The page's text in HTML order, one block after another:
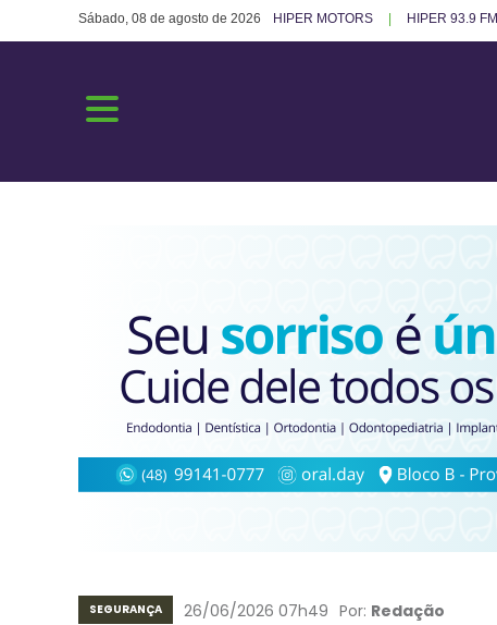
Sábado, 08 de agosto de 2026 HIPER MOTORS HIPER 93.9 FM
SEGURANÇA 26/06/2026 07h49 Por: Redação